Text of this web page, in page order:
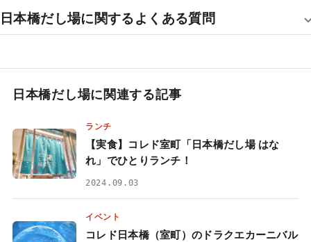
日本橋だし場に関するよくある質問
日本橋だし場に関連する記事
ランチ
【実食】コレド室町「日本橋だし場 はな
れ」でひとりランチ！
2024.09.03
イベント
コレド日本橋（室町）のドラクエカーニバル